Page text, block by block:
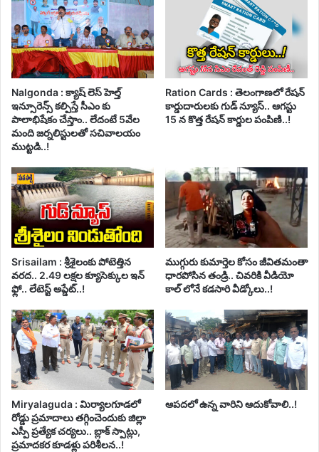
Nalgonda : క్యాష్ లెస్ హెల్త్
ఇన్సూరెన్స్ కల్పిస్తే సీఎం కు
పాలాభిషేకం చేస్తాం.. లేదంటే 5వేల
మంది జర్నలిస్టులతో సచివాలయం
ముట్టడి..!
Ration Cards : తెలంగాణలో రేషన్
కార్డుదారులకు గుడ్ న్యూస్.. ఆగస్టు
15 న కొత్త రేషన్ కార్డుల పంపిణి..!
Srisailam : శ్రీశైలంకు పోటెత్తిన
వరద.. 2.49 లక్షల క్యూసెక్కుల ఇన్
ఫ్లో.. లేటెస్ట్ అప్డేట్..!
ముగ్గురు కుమార్తెల కోసం జీవితమంతా
ధారపోసిన తండ్రి.. చివరికి వీడియో
కాల్ లోనే కడసారి వీడ్కోలు..!
Miryalaguda : మిర్యాలగూడలో
రోడ్డు ప్రమాదాలు తగ్గించెందుకు జిల్లా
ఎస్పీ ప్రత్యేక చర్యలు.. బ్లాక్ స్పాట్లు,
ప్రమాదకర కూడళ్లు పరిశీలన..!
ఆపదలో ఉన్న వారిని ఆదుకోవాలి..!